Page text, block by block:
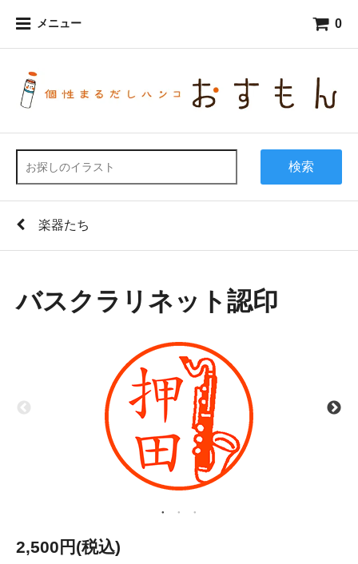
メニュー 0
検索
楽器たち
バスクラリネット認印
2,500円(税込)